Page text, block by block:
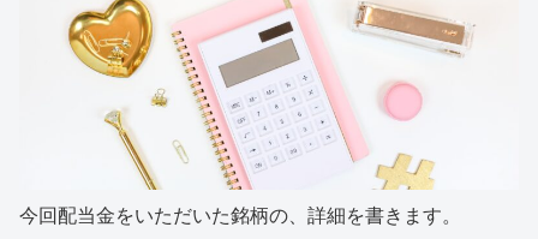
今回配当金をいただいた銘柄の、詳細を書きます。